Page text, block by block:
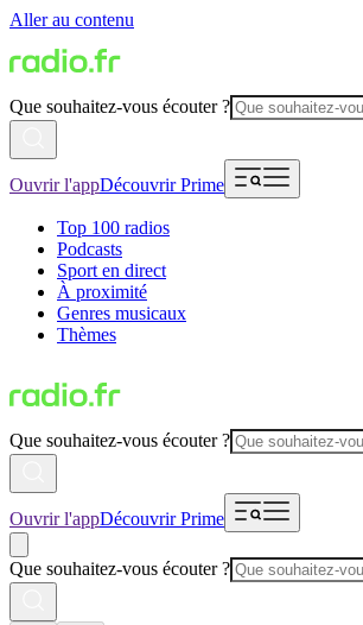
Aller au contenu
Que souhaitez-vous écouter ?
Ouvrir l'appDécouvrir Prime
Top 100 radios
Podcasts
Sport en direct
À proximité
Genres musicaux
Thèmes
Que souhaitez-vous écouter ?
Ouvrir l'appDécouvrir Prime
Que souhaitez-vous écouter ?